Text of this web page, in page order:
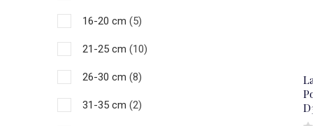
16-20 cm (5)
21-25 cm (10)
26-30 cm (8)
31-35 cm (2)